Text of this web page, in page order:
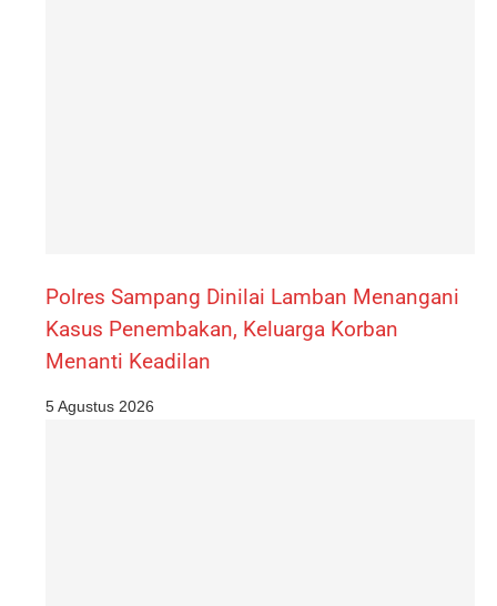
Polres Sampang Dinilai Lamban Menangani
Kasus Penembakan, Keluarga Korban
Menanti Keadilan
5 Agustus 2026